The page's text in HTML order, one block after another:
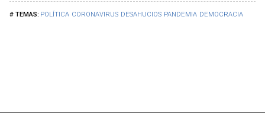
POLÍTICA CORONAVIRUS DESAHUCIOS PANDEMIA DEMOCRACIA